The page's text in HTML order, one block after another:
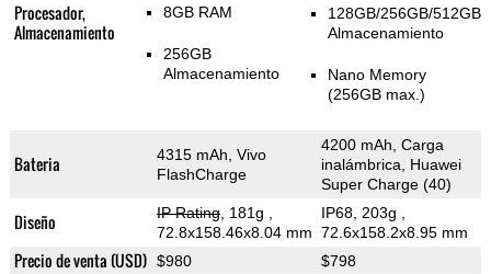
Procesador,
Almacenamiento
8GB RAM
256GB
Almacenamiento
128GB/256GB/512GB
Almacenamiento
Nano Memory
(256GB max.)
Bateria
4315 mAh, Vivo
FlashCharge
4200 mAh, Carga
inalámbrica, Huawei
Super Charge (40)
Diseño IP Rating, 181g
72.8x158.46x8.04 mm
IP68, 203g
72.6x158.2x8.95 mm
Precio de venta (USD) $980 $798